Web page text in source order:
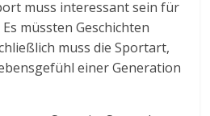
muss interessant sein für
müssten Geschichten
muss die Sportart,
einer Generation